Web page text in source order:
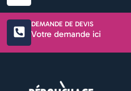
DEMANDE DE DEVIS
Votre demande ici